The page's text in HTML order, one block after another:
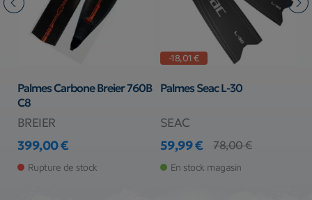
Palmes en carbone Imersion
Imersion
Prix
299,00 €
Prix de base
Rupture de stock
-17,01 €
Palmes Seac Talent Camo
SEAC
Prix
49,99 €
Prix de base
67,00 €
Rupture de stock